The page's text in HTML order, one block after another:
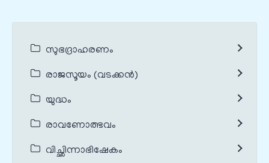
സുഭദ്രാഹരണം
രാജസൂയം (വടക്കൻ)
യുദ്ധം
രാവണോത്ഭവം
വിച്ഛിന്നാഭിഷേകം